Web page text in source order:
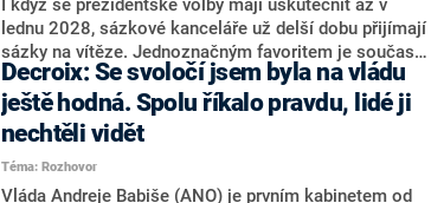
některých senátorů z klubu a že Naše Česko není
nepřítel, ale soupeř.
I když se prezidentské volby mají uskutečnit až v
lednu 2028, sázkové kanceláře už delší dobu přijímají
sázky na vítěze. Jednoznačným favoritem je současná
hlava státu Petr Pavel. Daleko za ním pak bookmakeři
zmiňují dva výrazné politiky ANO, tedy premiéra
Andreje Babiše a ministra průmyslu Karla Havlíčka.
Oblíbeným tipem samotných sázkařů je poslanec za
Motoristy Filip Turek. Politolog Jan Kubáček nicméně
o případné kandidatuře kohokoliv ze zmíněné trojice
Decroix: Se svoločí jsem byla na vládu
ještě hodná. Spolu říkalo pravdu, lidé ji
nechtěli vidět
Téma: Rozhovor
Vláda Andreje Babiše (ANO) je prvním kabinetem od